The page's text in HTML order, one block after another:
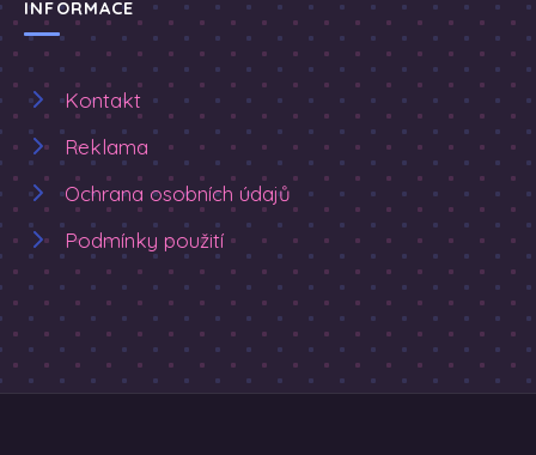
INFORMACE
Kontakt
Reklama
Ochrana osobních údajů
Podmínky použití